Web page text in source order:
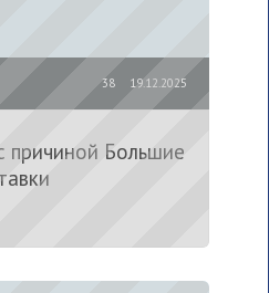
19.12.2025
38
причиной Большие